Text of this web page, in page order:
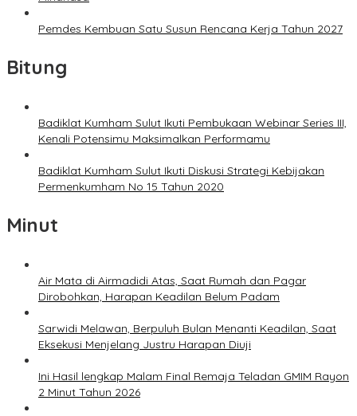
Pemdes Kembuan Satu Susun Rencana Kerja Tahun 2027
Bitung
Badiklat Kumham Sulut Ikuti Pembukaan Webinar Series III,
Kenali Potensimu Maksimalkan Performamu
Badiklat Kumham Sulut Ikuti Diskusi Strategi Kebijakan
Permenkumham No 15 Tahun 2020
Minut
Air Mata di Airmadidi Atas, Saat Rumah dan Pagar
Dirobohkan, Harapan Keadilan Belum Padam
Sarwidi Melawan, Berpuluh Bulan Menanti Keadilan, Saat
Eksekusi Menjelang Justru Harapan Diuji
Ini Hasil lengkap Malam Final Remaja Teladan GMIM Rayon
2 Minut Tahun 2026